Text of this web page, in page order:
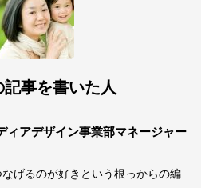
記事を書いた人
ィアデザイン事業部マネージャー
げるのが好きという根っからの編